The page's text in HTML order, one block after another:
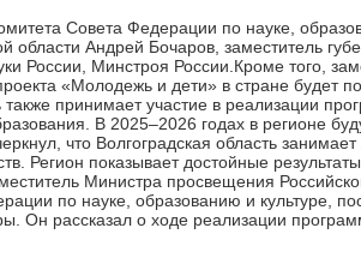
Совета Федерации по науке,
области Андрей Бочаров, заместитель
России, Минстроя России.Кроме того,
«Молодежь и дети» в стране будет
принимает участие в реализации
В 2025–2026 годах в регионе
что Волгоградская область
Регион показывает достойные
Министра просвещения
по науке, образованию и культуре,
Он рассказал о ходе реализации